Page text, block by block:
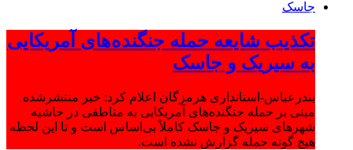
تکذیب شایعه حمله جنگنده‌های آمریکایی
به سیریک و جاسک
بندرعباس-استانداری هرمزگان اعلام کرد: خبر منتشرشده
مبنی بر حمله جنگنده‌های آمریکایی به مناطقی در حاشیه
شهرهای سیریک و جاسک کاملاً بی‌اساس است و تا این لحظه
هیچ گونه حمله گزارش نشده است.